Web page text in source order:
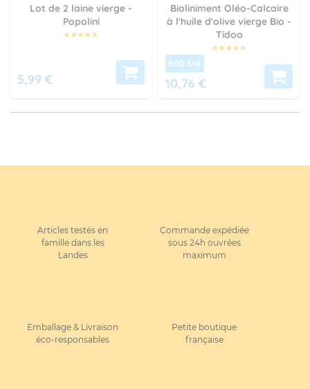
Lot de 2 laine vierge -
Popolini
5,99 €
Bioliniment Oléo-Calcaire
à l'huile d'olive vierge Bio -
Tidoo
ECO 5=6
10,76 €
Articles testés en
famille dans les
Landes
Commande expédiée
sous 24h ouvrées
maximum
Emballage & Livraison
éco-responsables
Petite boutique
française